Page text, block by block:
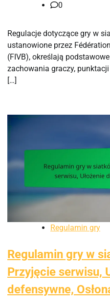
0
Regulacje dotyczące gry w
ustanowione przez
(FIVB), określają
zachowania graczy,
[…]
Regulamin gry
Regulamin gry w
Przyjęcie serwisu,
defensywne,